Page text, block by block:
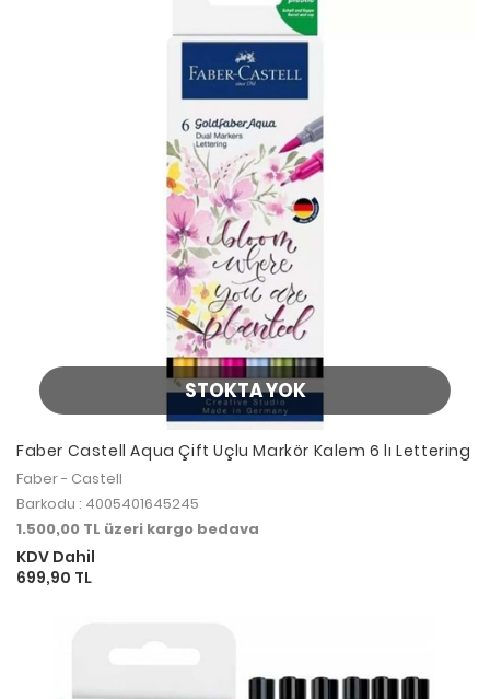
STOKTA YOK
Faber Castell Aqua Çift Uçlu Markör Kalem 6 lı Lettering
Faber - Castell
Barkodu : 4005401645245
1.500,00 TL üzeri kargo bedava
KDV Dahil
699,90 TL